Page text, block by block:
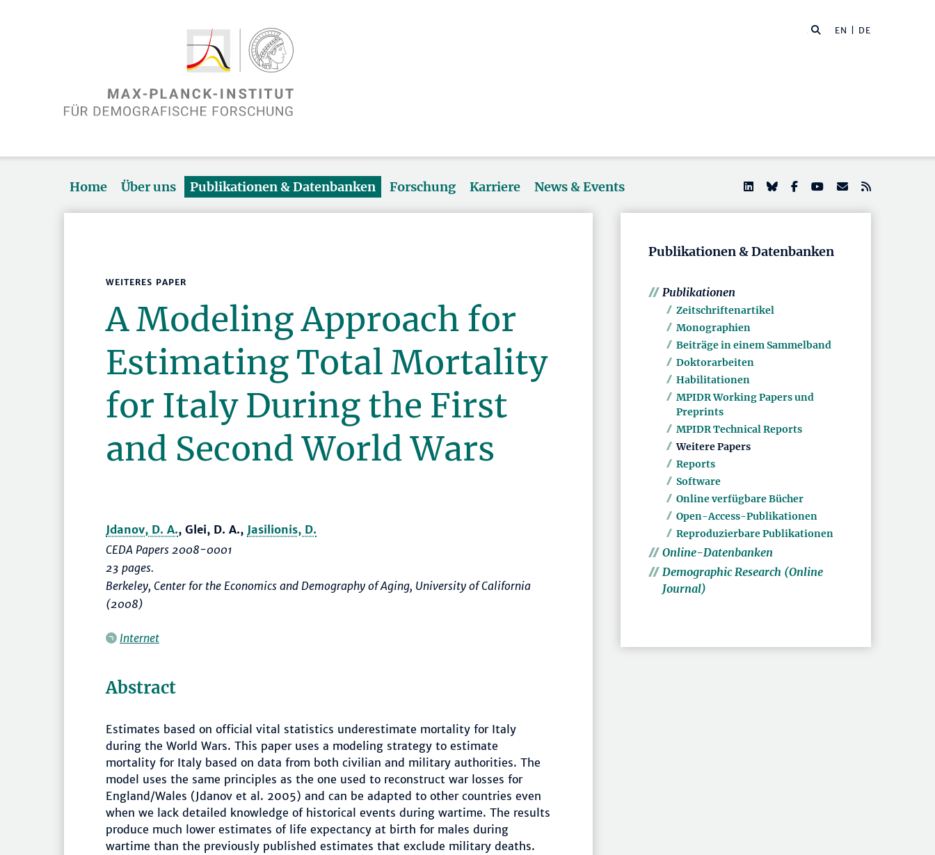
EN | DE
Home Über uns Publikationen & Datenbanken Forschung Karriere News & Events
WEITERES PAPER
A Modeling Approach for
Estimating Total Mortality
for Italy During the First
and Second World Wars
Jdanov, D. A., Glei, D. A., Jasilionis, D.
CEDA Papers 2008-0001
23 pages.
Berkeley, Center for the Economics and Demography of Aging, University of California
(2008)
Internet
Abstract
Estimates based on official vital statistics underestimate mortality for Italy
during the World Wars. This paper uses a modeling strategy to estimate
mortality for Italy based on data from both civilian and military authorities. The
model uses the same principles as the one used to reconstruct war losses for
England/Wales (Jdanov et al. 2005) and can be adapted to other countries even
when we lack detailed knowledge of historical events during wartime. The results
produce much lower estimates of life expectancy at birth for males during
wartime than the previously published estimates that exclude military deaths.
Publikationen & Datenbanken
Publikationen
Zeitschriftenartikel
Monographien
Beiträge in einem Sammelband
Doktorarbeiten
Habilitationen
MPIDR Working Papers und
Preprints
MPIDR Technical Reports
Weitere Papers
Reports
Software
Online verfügbare Bücher
Open-Access-Publikationen
Reproduzierbare Publikationen
Online-Datenbanken
Demographic Research (Online
Journal)